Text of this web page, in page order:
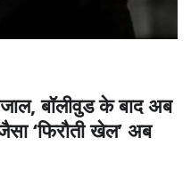
बॉलीवुड के बाद अब
‘फिरौती खेल’ अब